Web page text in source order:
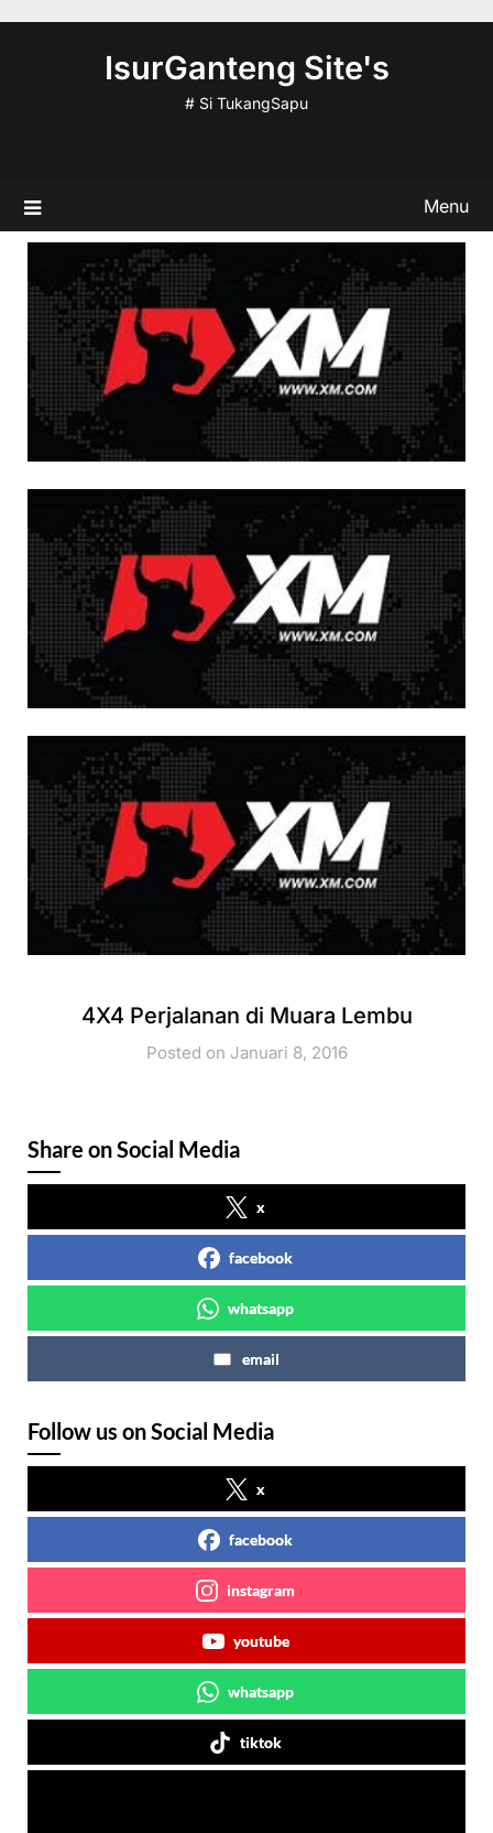
IsurGanteng Site's
# Si TukangSapu
Menu
4X4 Perjalanan di Muara Lembu
Posted on Januari 8, 2016
Share on Social Media
x
facebook
whatsapp
email
Follow us on Social Media
x
facebook
instagram
youtube
whatsapp
tiktok